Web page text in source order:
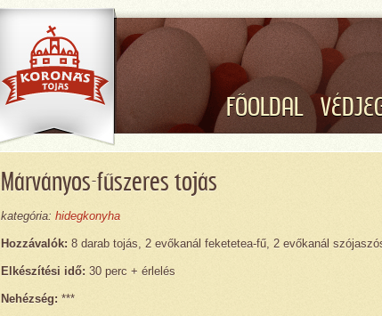
FŐOLDAL
Márványos-fűszeres tojás
kategória: hidegkonyha
Hozzávalók: 8 darab tojás, 2 evőkanál feketetea-fű, 2 evőkanál
Elkészítési idő: 30 perc + érlelés
Nehézség: ***